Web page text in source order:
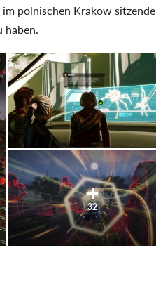
polnischen Krakow sitzende
haben.
32